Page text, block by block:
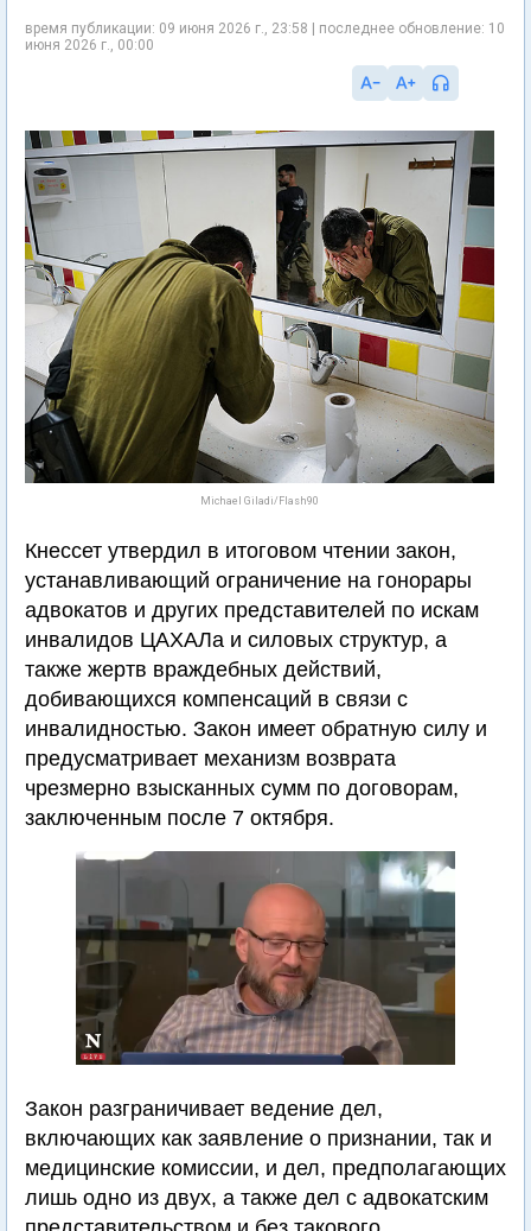
время публикации: 09 июня 2026 г., 23:58 | последнее обновление: 10
июня 2026 г., 00:00
Michael Giladi/Flash90
Кнессет утвердил в итоговом чтении закон,
устанавливающий ограничение на гонорары
адвокатов и других представителей по искам
инвалидов ЦАХАЛа и силовых структур, а
также жертв враждебных действий,
добивающихся компенсаций в связи с
инвалидностью. Закон имеет обратную силу и
предусматривает механизм возврата
чрезмерно взысканных сумм по договорам,
заключенным после 7 октября.
Закон разграничивает ведение дел,
включающих как заявление о признании, так и
медицинские комиссии, и дел, предполагающих
лишь одно из двух, а также дел с адвокатским